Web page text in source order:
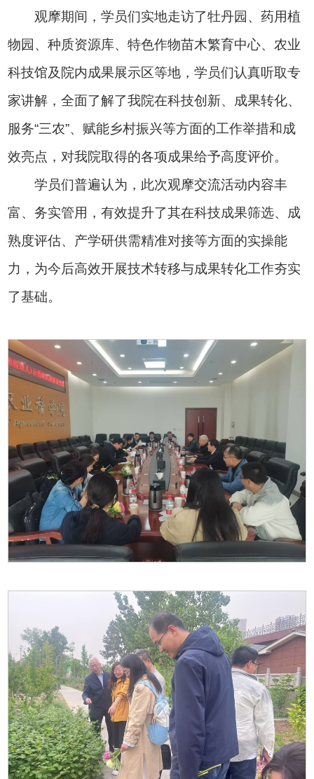
观摩期间，学员们实地走访了牡丹园、药用植
物园、种质资源库、特色作物苗木繁育中心、农业
科技馆及院内成果展示区等地，学员们认真听取专
家讲解，全面了解了我院在科技创新、成果转化、
服务“三农”、赋能乡村振兴等方面的工作举措和成
效亮点，对我院取得的各项成果给予高度评价。
学员们普遍认为，此次观摩交流活动内容丰
富、务实管用，有效提升了其在科技成果筛选、成
熟度评估、产学研供需精准对接等方面的实操能
力，为今后高效开展技术转移与成果转化工作夯实
了基础。